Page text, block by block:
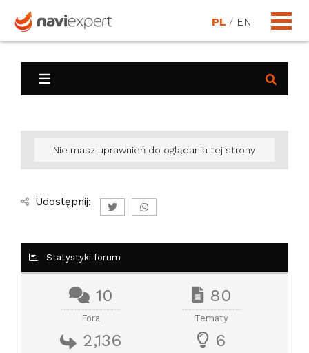
PL / EN
Nie masz uprawnień do oglądania tej strony
Udostępnij:
Statystyki forum
10
Fora
80
Tematy
2,136 6